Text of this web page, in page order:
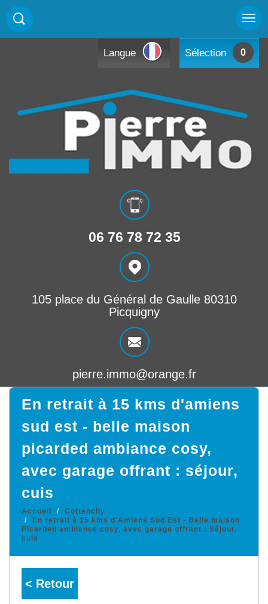
Langue Sélection 0
06 76 78 72 35
105 place du Général de Gaulle 80310
Picquigny
pierre.immo@orange.fr
en retrait à 15 kms d'amiens
sud est - belle maison
picarded ambiance cosy,
avec garage offrant : séjour,
cuis
Accueil
Cottenchy
En retrait à 15 kms d'Amiens Sud Est - Belle maison
Picarded ambiance cosy, avec garage offrant : Séjour,
cuis
< Retour